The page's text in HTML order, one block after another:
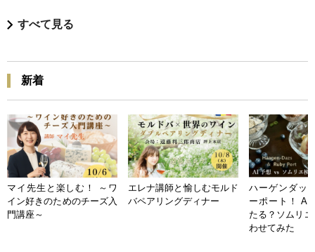
すべて見る
新着
マイ先生と楽しむ！ ～ワ
イン好きのためのチーズ入
門講座～
エレナ講師と愉しむモルド
バペアリングディナー
ハーゲンダッ
ーポート！ AI
たる？ソムリ
わせてみた